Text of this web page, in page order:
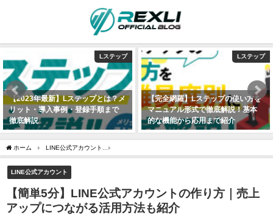
Lステップ
【2023年最新】Lステップとは？メ
リット・導入事例・登録手順まで
徹底解説
Lステップ
【完全網羅】Lステップの使い方を
マニュアル形式で徹底解説！基本
的な機能から応用まで紹介
ホーム LINE公式アカウント
LINE公式アカウント
【簡単5分】LINE公式アカウントの作り方｜売上
アップにつながる活用方法も紹介